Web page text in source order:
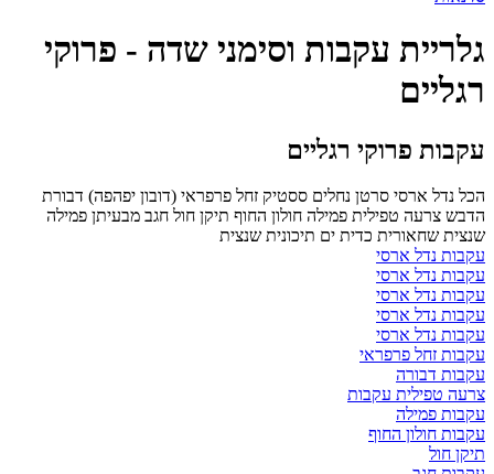
גלריית עקבות וסימני שדה - פרוקי
רגליים
עקבות פרוקי רגליים
הכל נדל ארסי סרטן נחלים ססטיק זחל פרפראי (דובון יפהפה) דבורת
הדבש צרעה טפילית פמילה חולון החוף תיקן חול חגב מבעיתן פמילה
שנצית שחאורית כדית ים תיכונית שנצית
עקבות נדל ארסי
עקבות נדל ארסי
עקבות נדל ארסי
עקבות נדל ארסי
עקבות נדל ארסי
עקבות זחל פרפראי
עקבות דבורה
צרעה טפילית עקבות
עקבות פמילה
עקבות חולון החוף
תיקן חול